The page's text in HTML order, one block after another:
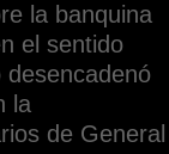
la banquina
el sentido
desencadenó
la
de General